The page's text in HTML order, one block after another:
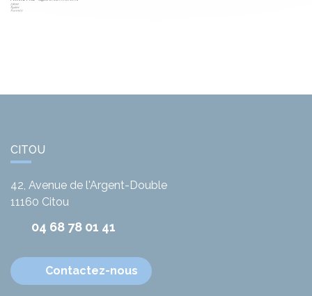
CITOU
42, Avenue de l'Argent-Double
11160 Citou
04 68 78 01 41
Contactez-nous